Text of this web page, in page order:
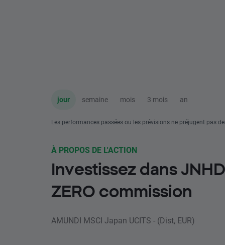
jour semaine mois 3 mois an
Les performances passées ou les prévisions ne préjugent pas
À PROPOS DE L'ACTION
Investissez dans
ZERO commission
AMUNDI MSCI Japan UCITS - (Dist, EUR)